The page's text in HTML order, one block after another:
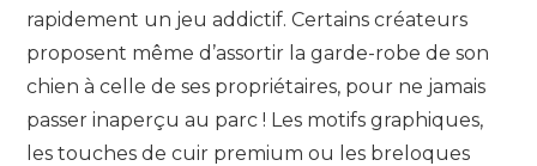
rapidement un jeu addictif. Certains créateurs
proposent même d’assortir la garde-robe de son
chien à celle de ses propriétaires, pour ne jamais
passer inaperçu au parc ! Les motifs graphiques,
les touches de cuir premium ou les breloques